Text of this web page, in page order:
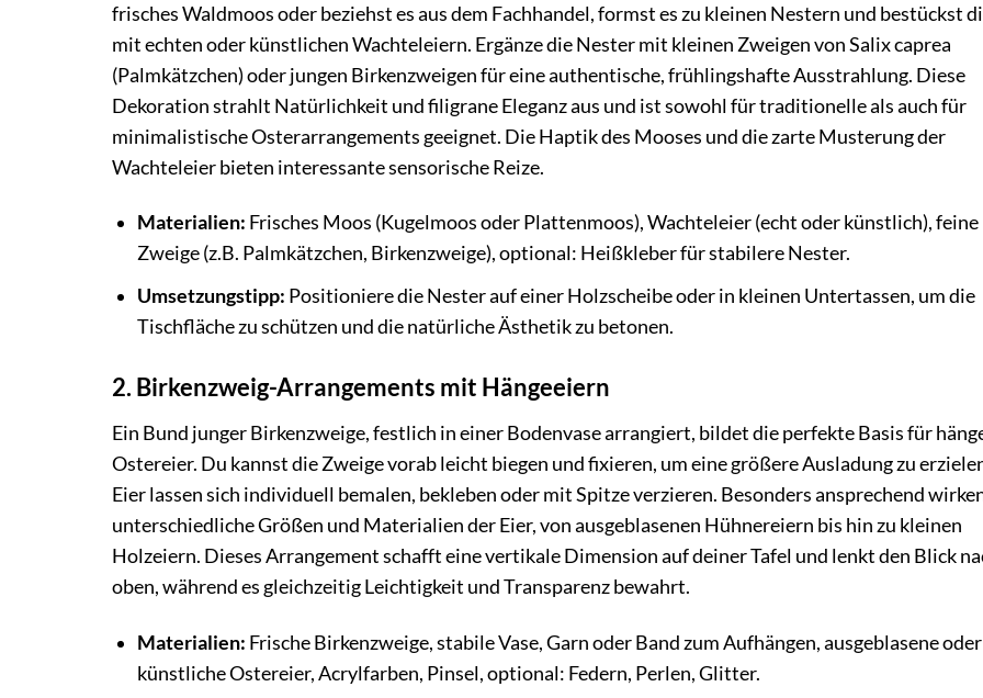
frisches Waldmoos oder beziehst es aus dem Fachhandel, formst es zu kleinen Nestern und bestückst
mit echten oder künstlichen Wachteleiern. Ergänze die Nester mit kleinen Zweigen von Salix caprea
(Palmkätzchen) oder jungen Birkenzweigen für eine authentische, frühlingshafte Ausstrahlung. Diese
Dekoration strahlt Natürlichkeit und filigrane Eleganz aus und ist sowohl für traditionelle als auch für
minimalistische Osterarrangements geeignet. Die Haptik des Mooses und die zarte Musterung der
Wachteleier bieten interessante sensorische Reize.
Materialien: Frisches Moos (Kugelmoos oder Plattenmoos), Wachteleier (echt oder künstlich), feine
Zweige (z.B. Palmkätzchen, Birkenzweige), optional: Heißkleber für stabilere Nester.
Umsetzungstipp: Positioniere die Nester auf einer Holzscheibe oder in kleinen Untertassen, um die
Tischfläche zu schützen und die natürliche Ästhetik zu betonen.
2. Birkenzweig-Arrangements mit Hängeeiern
Ein Bund junger Birkenzweige, festlich in einer Bodenvase arrangiert, bildet die perfekte Basis für
Ostereier. Du kannst die Zweige vorab leicht biegen und fixieren, um eine größere Ausladung zu
Eier lassen sich individuell bemalen, bekleben oder mit Spitze verzieren. Besonders ansprechend
unterschiedliche Größen und Materialien der Eier, von ausgeblasenen Hühnereiern bis hin zu kleinen
Holzeiern. Dieses Arrangement schafft eine vertikale Dimension auf deiner Tafel und lenkt den Blick
oben, während es gleichzeitig Leichtigkeit und Transparenz bewahrt.
Materialien: Frische Birkenzweige, stabile Vase, Garn oder Band zum Aufhängen, ausgeblasene oder
künstliche Ostereier, Acrylfarben, Pinsel, optional: Federn, Perlen, Glitter.